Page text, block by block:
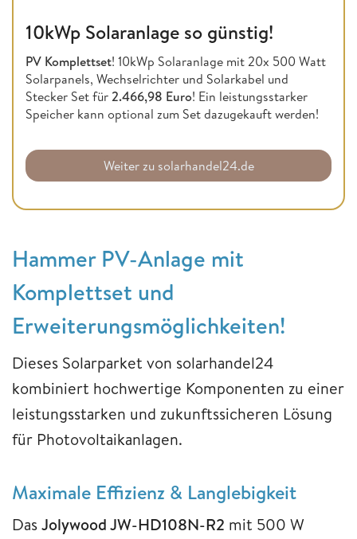
10kWp Solaranlage so günstig!
PV Komplettset! 10kWp Solaranlage mit 20x 500 Watt
Solarpanels, Wechselrichter und Solarkabel und
Stecker Set für2.466,98 Euro! Ein leistungsstarker
Speicher kann optional zum Set dazugekauft werden!
Weiter zu solarhandel24.de
Hammer PV-Anlage mit
Komplettset und
Erweiterungsmöglichkeiten!
Dieses Solarparket von solarhandel24
kombiniert hochwertige Komponenten zu einer
leistungsstarken und zukunftssicheren Lösung
für Photovoltaikanlagen.
Maximale Effizienz & Langlebigkeit
DasJolywood JW-HD108N-R2 mit 500 W